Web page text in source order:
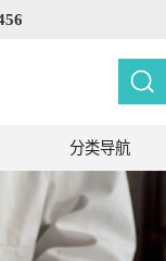
分类导航